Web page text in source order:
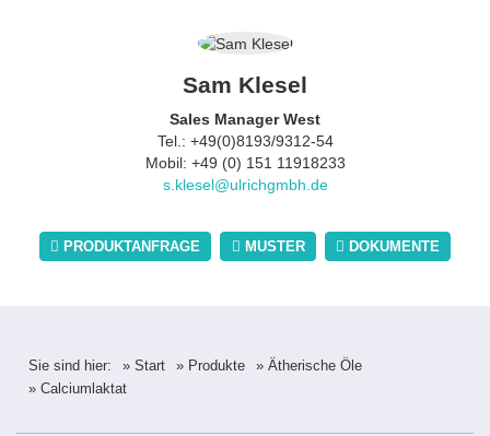
Sam Klesel
Sales Manager West
Tel.: +49(0)8193/9312-54
Mobil: +49 (0) 151 11918233
s.klesel@ulrichgmbh.de
PRODUKTANFRAGE MUSTER DOKUMENTE
Sie sind hier: » Start » Produkte
» Ätherische Öle
» Calciumlaktat